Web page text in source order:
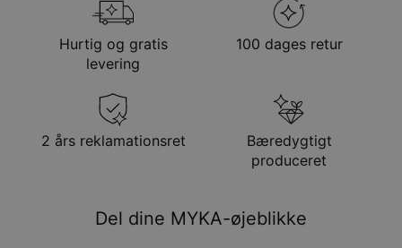
Vedhængsudmåling
4.98mm x 22.99mm
Hypoallergenisk
forsendelsesmetode
Metode Anslået leveringsdato
Gratis levering
søn. 23. aug. - man.
24. aug.
Hastelevering
ons. 12. aug. - fre. 14.
aug.
Du vil ikke blive opkrævet yderligere afgifter.
Vær opmærksom på at tidsperioden nævnt ovenfor er
Hurtig og gratis
levering
100 dages retur
2 års reklamationsret
Bæredygtigt
produceret
Del dine MYKA-øjeblikke